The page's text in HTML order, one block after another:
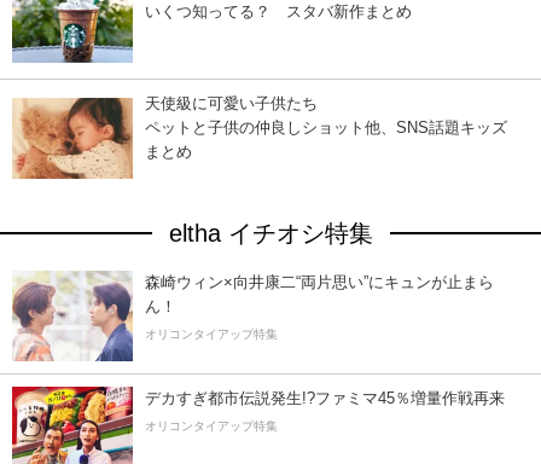
いくつ知ってる？ スタバ新作まとめ
天使級に可愛い子供たち
ペットと子供の仲良しショット他、SNS話題キッズ
まとめ
eltha イチオシ特集
森崎ウィン×向井康二“両片思い”にキュンが止まら
ん！
オリコンタイアップ特集
デカすぎ都市伝説発生!?ファミマ45％増量作戦再来
オリコンタイアップ特集